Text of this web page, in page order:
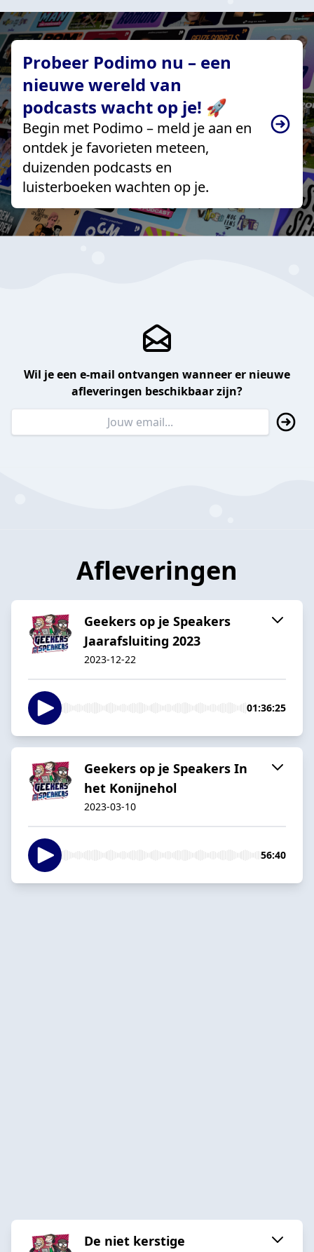
Probeer Podimo nu – een
nieuwe wereld van
podcasts wacht op je! 🚀
Begin met Podimo – meld je aan en
ontdek je favorieten meteen,
duizenden podcasts en
luisterboeken wachten op je.
Wil je een e-mail ontvangen wanneer er nieuwe
afleveringen beschikbaar zijn?
Afleveringen
Geekers op je Speakers
Jaarafsluiting 2023
2023-12-22
01:36:25
Geekers op je Speakers In
het Konijnehol
2023-03-10
56:40
De niet kerstige